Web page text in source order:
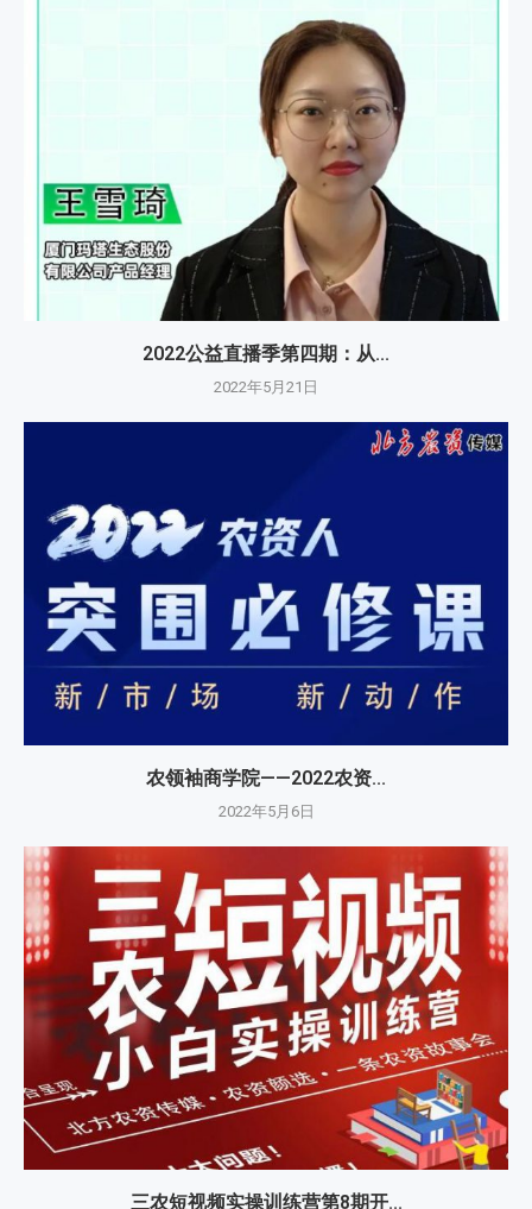
2022公益直播季第四期：从...
2022年5月21日
农领袖商学院——2022农资...
2022年5月6日
三农短视频实操训练营第8期开...